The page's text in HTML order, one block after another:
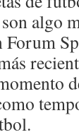
algo